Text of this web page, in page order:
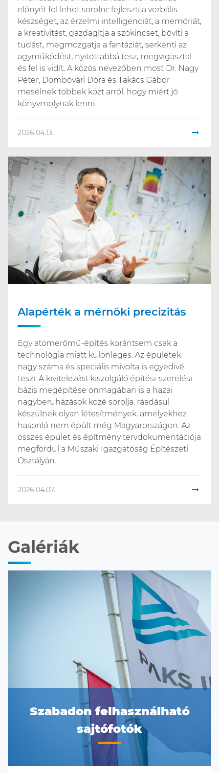
előnyét fel lehet sorolni: fejleszti a verbális
készséget, az érzelmi intelligenciát, a memóriát,
a kreativitást, gazdagítja a szókincset, bővíti a
tudást, megmozgatja a fantáziát, serkenti az
agyműködést, nyitottabbá tesz, megvigasztal
és fel is vidít. A közös nevezőben most Dr. Nagy
Péter, Dombóvári Dóra és Takács Gábor
mesélnek többek közt arról, hogy miért jó
könyvmolynak lenni.
2026.04.13.
Alapérték a mérnöki precizitás
Egy atomerőmű-építés korántsem csak a
technológia miatt különleges. Az épületek
nagy száma és speciális mivolta is egyedivé
teszi. A kivitelezést kiszolgáló építési-szerelési
bázis megépítése önmagában is a hazai
nagyberuházások közé sorolja, ráadásul
készülnek olyan létesítmények, amelyekhez
hasonló nem épült még Magyarországon. Az
összes épület és építmény tervdokumentációja
megfordul a Műszaki Igazgatóság Építészeti
Osztályán.
2026.04.07.
Galériák
Szabadon felhasználható
sajtófotók